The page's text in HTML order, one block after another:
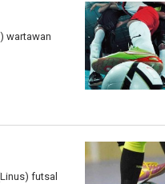
wartawan
futsal